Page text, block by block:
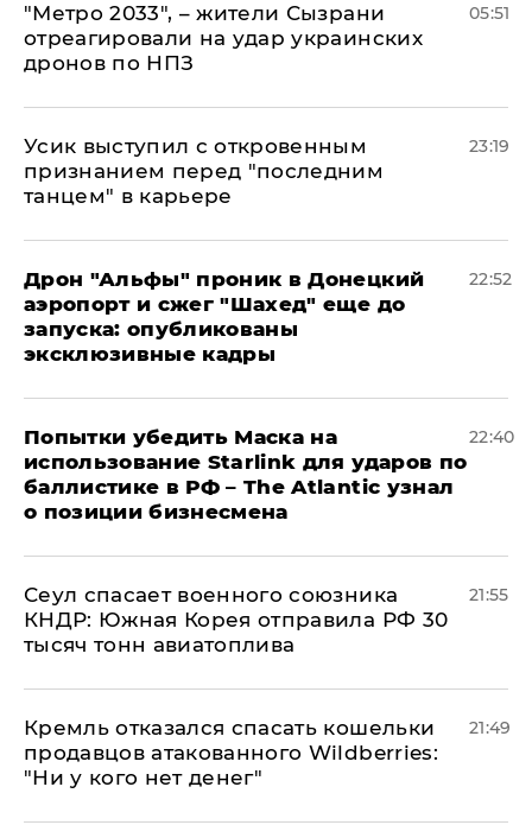
"Метро 2033", – жители Сызрани
отреагировали на удар украинских
дронов по НПЗ
05:51
Усик выступил с откровенным
признанием перед "последним
танцем" в карьере
23:19
Дрон "Альфы" проник в Донецкий
аэропорт и сжег "Шахед" еще до
запуска: опубликованы
эксклюзивные кадры
22:52
Попытки убедить Маска на
использование Starlink для ударов по
баллистике в РФ – The Atlantic узнал
о позиции бизнесмена
22:40
​Сеул спасает военного союзника
КНДР: Южная Корея отправила РФ 30
тысяч тонн авиатоплива
21:55
Кремль отказался спасать кошельки
продавцов атакованного Wildberries:
"Ни у кого нет денег"
21:49